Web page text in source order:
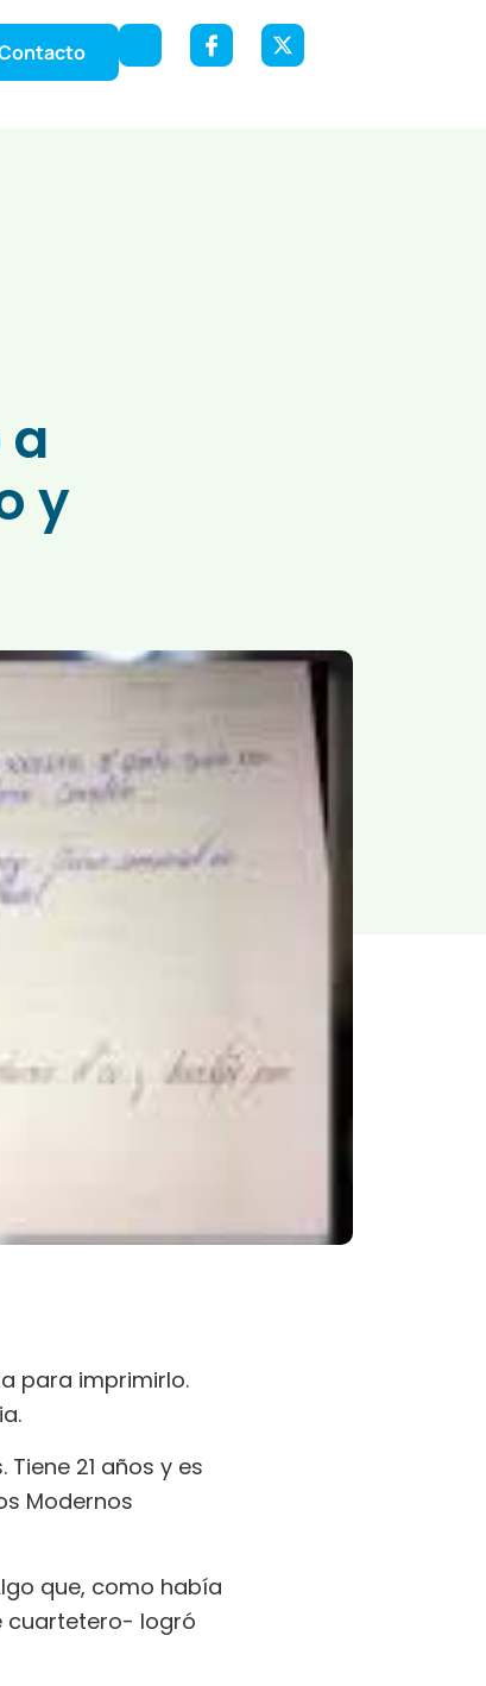
y
para imprimirlo.
21 años y es
Modernos
que, como había
cuartetero- logró